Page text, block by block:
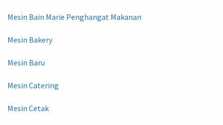
Mesin Bain Marie Penghangat Makanan
Mesin Bakery
Mesin Baru
Mesin Catering
Mesin Cetak